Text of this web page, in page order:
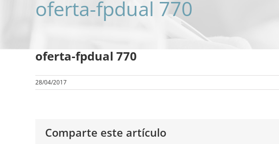
oferta-fpdual 770
oferta-fpdual 770
28/04/2017
Comparte este artículo